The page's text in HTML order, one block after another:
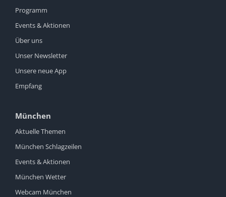
Programm
Events & Aktionen
Über uns
Unser Newsletter
Unsere neue App
Empfang
München
Aktuelle Themen
München Schlagzeilen
Events & Aktionen
München Wetter
Webcam München